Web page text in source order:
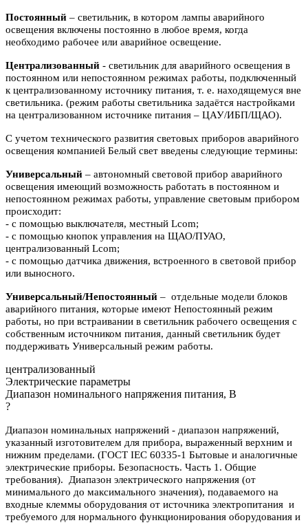
Постоянный – светильник, в котором лампы аварийного
освещения включены постоянно в любое время, когда
необходимо рабочее или аварийное освещение.
Централизованный - светильник для аварийного освещения в
постоянном или непостоянном режимах работы, подключенный
к централизованному источнику питания, т. е. находящемуся вне
светильника. (режим работы светильника задаётся настройками
на централизованном источнике питания – ЦАУ/ИБП/ЩАО).
С учетом технического развития световых приборов аварийного
освещения компанией Белый свет введены следующие термины:
Универсальный – автономный световой прибор аварийного
освещения имеющий возможность работать в постоянном и
непостоянном режимах работы, управление световым прибором
происходит:
- с помощью выключателя, местный Lcom;
- с помощью кнопок управления на ЩАО/ПУАО,
централизованный Lcom;
- с помощью датчика движения, встроенного в световой прибор
или выносного.
Универсальный/Непостоянный – отдельные модели блоков
аварийного питания, которые имеют Непостоянный режим
работы, но при встраивании в светильник рабочего освещения с
собственным источником питания, данный светильник будет
поддерживать Универсальный режим работы.
централизованный
Электрические параметры
Диапазон номинального напряжения питания, В
?
Диапазон номинальных напряжений - диапазон напряжений,
указанный изготовителем для прибора, выраженный верхним и
нижним пределами. (ГОСТ IEC 60335-1 Бытовые и аналогичные
электрические приборы. Безопасность. Часть 1. Общие
требования). Диапазон электрического напряжения (от
минимального до максимального значения), подаваемого на
входные клеммы оборудования от источника электропитания и
требуемого для нормального функционирования оборудования и